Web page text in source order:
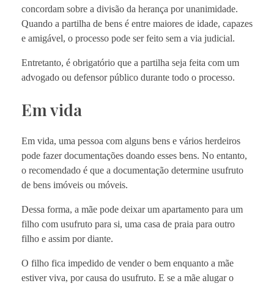
concordam sobre a divisão da herança por unanimidade.
Quando a partilha de bens é entre maiores de idade, capazes
e amigável, o processo pode ser feito sem a via judicial.
Entretanto, é obrigatório que a partilha seja feita com um
advogado ou defensor público durante todo o processo.
Em vida
Em vida, uma pessoa com alguns bens e vários herdeiros
pode fazer documentações doando esses bens. No entanto,
o recomendado é que a documentação determine usufruto
de bens imóveis ou móveis.
Dessa forma, a mãe pode deixar um apartamento para um
filho com usufruto para si, uma casa de praia para outro
filho e assim por diante.
O filho fica impedido de vender o bem enquanto a mãe
estiver viva, por causa do usufruto. E se a mãe alugar o